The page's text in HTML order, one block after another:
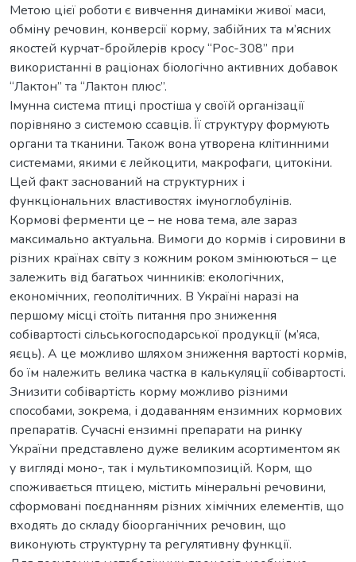
Метою цієї роботи є вивчення динаміки живої маси,
обміну речовин, конверсії корму, забійних та м’ясних
якостей курчат-бройлерів кросу “Рос-308” при
використанні в раціонах біологічно активних добавок
“Лактон” та “Лактон плюс”.
Імунна система птиці простіша у своїй організації
порівняно з системою ссавців. Її структуру формують
органи та тканини. Також вона утворена клітинними
системами, якими є лейкоцити, макрофаги, цитокіни.
Цей факт заснований на структурних і
функціональних властивостях імуноглобулінів.
Кормові ферменти це – не нова тема, але зараз
максимально актуальна. Вимоги до кормів і сировини в
різних країнах світу з кожним роком змінюються – це
залежить від багатьох чинників: екологічних,
економічних, геополітичних. В Україні наразі на
першому місці стоїть питання про зниження
собівартості сільськогосподарської продукції (м’яса,
яєць). А це можливо шляхом зниження вартості кормів,
бо їм належить велика частка в калькуляції собівартості.
Знизити собівартість корму можливо різними
способами, зокрема, і додаванням ензимних кормових
препаратів. Сучасні ензимні препарати на ринку
України представлено дуже великим асортиментом як
у вигляді моно-, так і мультикомпозицій. Корм, що
споживається птицею, містить мінеральні речовини,
сформовані поєднанням різних хімічних елементів, що
входять до складу біоорганічних речовин, що
виконують структурну та регулятивну функції.